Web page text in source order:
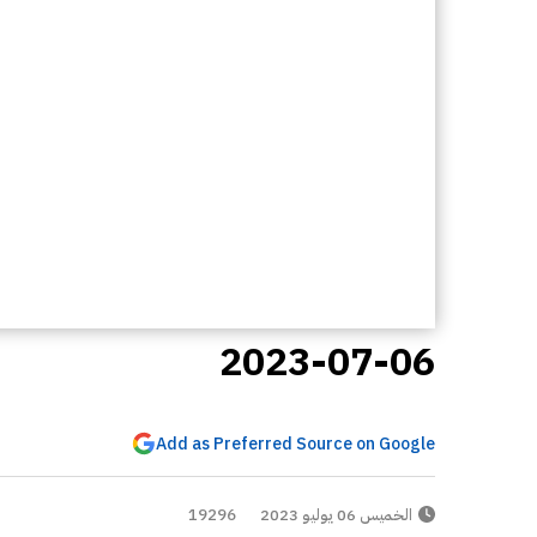
2023-07-06
Add as Preferred Source on Google
الخميس 06 يوليو 2023 19296